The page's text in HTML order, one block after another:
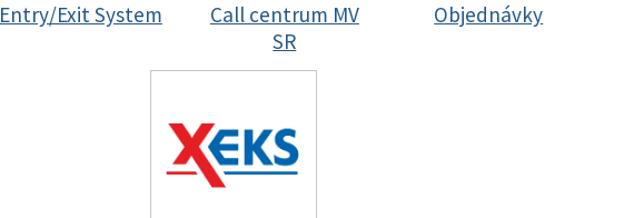
Entry/Exit System
Call centrum MV
SR
Objednávky